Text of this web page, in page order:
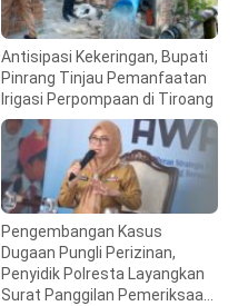
Antisipasi Kekeringan, Bupati
Pinrang Tinjau Pemanfaatan
Irigasi Perpompaan di Tiroang
Pengembangan Kasus
Dugaan Pungli Perizinan,
Penyidik Polresta Layangkan
Surat Panggilan Pemeriksaan